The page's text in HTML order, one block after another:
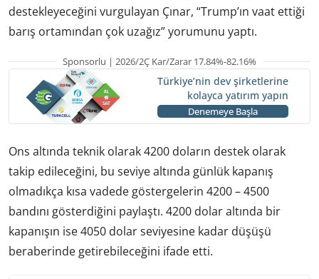
destekleyeceğini vurgulayan Çınar, “Trump’ın vaat ettiği
barış ortamından çok uzağız” yorumunu yaptı.
Sponsorlu | 2026/2Ç Kar/Zarar 17.84%-82.16%
Türkiye’nin dev şirketlerine
kolayca yatırım yapın
Denemeye Başla
Ons altında teknik olarak 4200 doların destek olarak
takip edileceğini, bu seviye altında günlük kapanış
olmadıkça kısa vadede göstergelerin 4200 – 4500
bandını gösterdiğini paylaştı. 4200 dolar altında bir
kapanışın ise 4050 dolar seviyesine kadar düşüşü
beraberinde getirebileceğini ifade etti.